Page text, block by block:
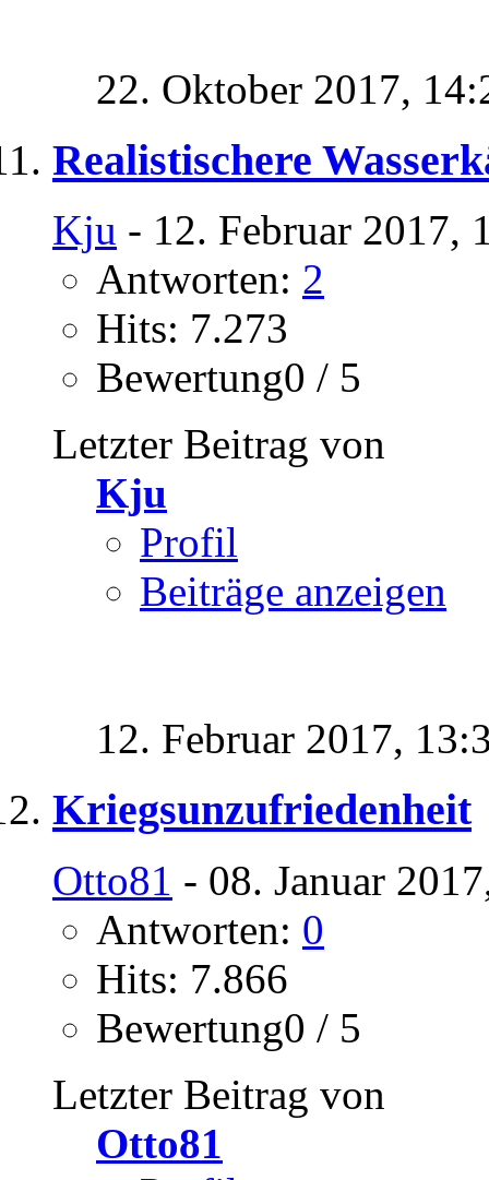
22. Oktober 2017,
Realistischere
Kju - 12. Februar 2017,
Antworten: 2
Hits: 7.273
Bewertung0 / 5
Letzter Beitrag von
Kju
Profil
Beiträge anzeigen
12. Februar 2017,
Kriegsunzufriedenheit
Otto81 - 08. Januar
Antworten: 0
Hits: 7.866
Bewertung0 / 5
Letzter Beitrag von
Otto81